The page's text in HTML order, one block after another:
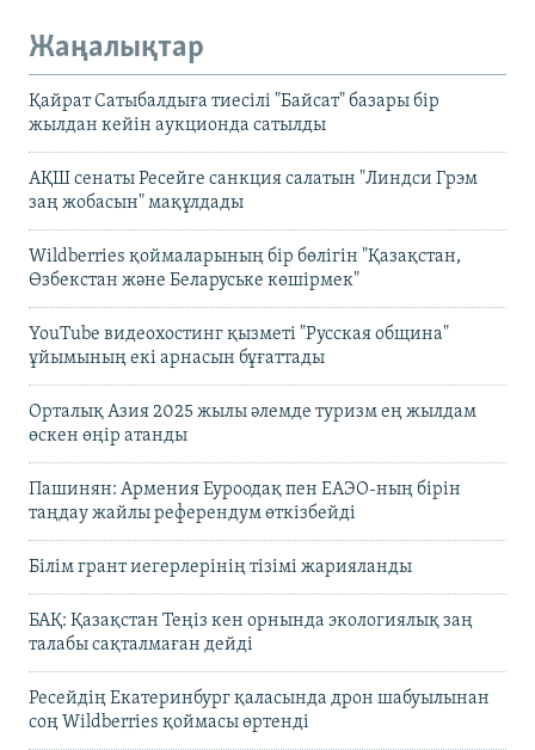
Жаңалықтар
Қайрат Сатыбалдыға тиесілі "Байсат" базары бір
жылдан кейін аукционда сатылды
АҚШ сенаты Ресейге санкция салатын "Линдси Грэм
заң жобасын" мақұлдады
Wildberries қоймаларының бір бөлігін "Қазақстан,
Өзбекстан және Беларуське көшірмек"
YouTube видеохостинг қызметі "Русская община"
ұйымының екі арнасын бұғаттады
Орталық Азия 2025 жылы әлемде туризм ең жылдам
өскен өңір атанды
Пашинян: Армения Еуроодақ пен ЕАЭО-ның бірін
таңдау жайлы референдум өткізбейді
Білім грант иегерлерінің тізімі жарияланды
БАҚ: Қазақстан Теңіз кен орнында экологиялық заң
талабы сақталмаған дейді
Ресейдің Екатеринбург қаласында дрон шабуылынан
соң Wildberries қоймасы өртенді